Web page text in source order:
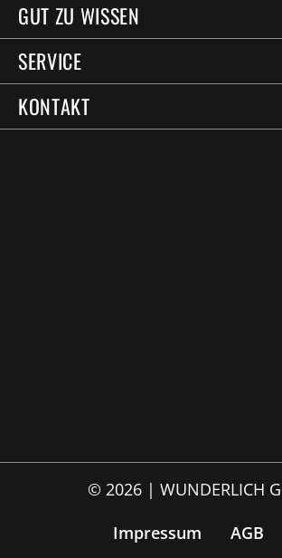
GUT ZU WISSEN
SERVICE
KONTAKT
© 2026 | WUNDERLICH
Impressum
AGB